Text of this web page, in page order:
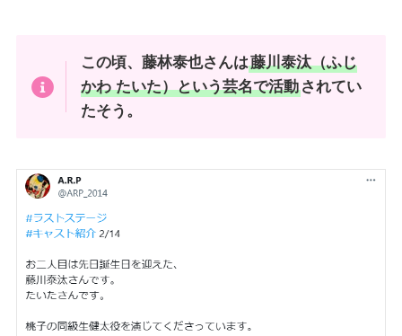
この頃、藤林泰也さんは藤川泰汰（ふじ
かわ たいた）という芸名で活動されてい
たそう。